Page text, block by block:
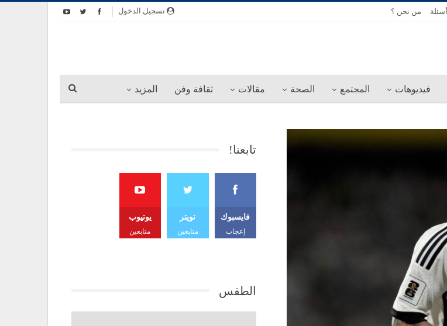
تسجيل الدخول أسئلة من نحن ؟
فيديوهات المجتمع الصحة مقالات ثقافة وفن المزيد
تابعنا!
فايسبوك
إعجاب
تويتر
متابعين
يوتيوب
متابعين
الطقس